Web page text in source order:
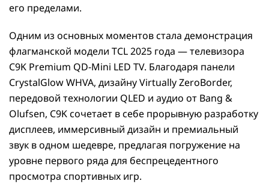
его пределами.
Одним из основных моментов стала демонстрация
флагманской модели TCL 2025 года — телевизора
C9K Premium QD-Mini LED TV. Благодаря панели
CrystalGlow WHVA, дизайну Virtually ZeroBorder,
передовой технологии QLED и аудио от Bang &
Olufsen, C9K сочетает в себе прорывную разработку
дисплеев, иммерсивный дизайн и премиальный
звук в одном шедевре, предлагая погружение на
уровне первого ряда для беспрецедентного
просмотра спортивных игр.